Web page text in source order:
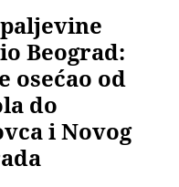
Beograd:
osećao od
do
i Novog